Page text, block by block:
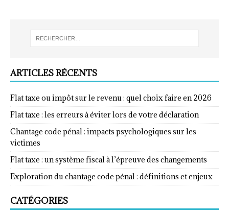
ARTICLES RÉCENTS
Flat taxe ou impôt sur le revenu : quel choix faire en 2026
Flat taxe : les erreurs à éviter lors de votre déclaration
Chantage code pénal : impacts psychologiques sur les
victimes
Flat taxe : un système fiscal à l’épreuve des changements
Exploration du chantage code pénal : définitions et enjeux
CATÉGORIES